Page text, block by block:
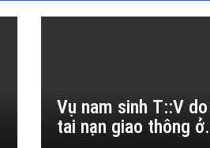
Vụ nam sinh T::V do
tai nạn giao thông ở